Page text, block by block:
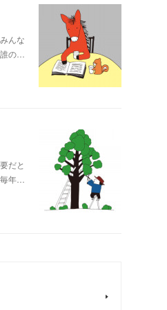
んな
の…
だと
年…